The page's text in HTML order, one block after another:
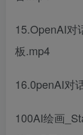
15.OpenAI对
板.mp4
16.0penAI对
100AI绘画